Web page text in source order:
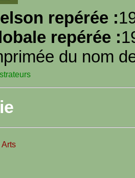
repérée :
repérée :
du nom
Arts